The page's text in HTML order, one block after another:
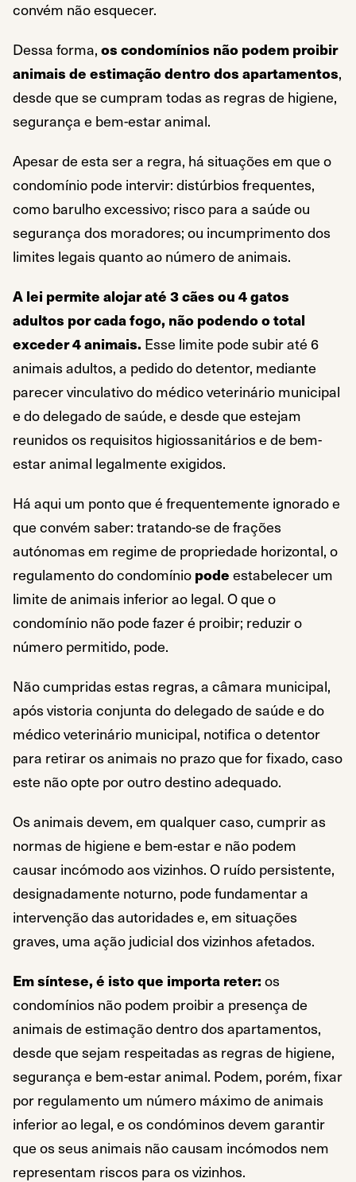
convém não esquecer.
Dessa forma, os condomínios não podem proibir
animais de estimação dentro dos apartamentos,
desde que se cumpram todas as regras de higiene,
segurança e bem-estar animal.
Apesar de esta ser a regra, há situações em que o
condomínio pode intervir: distúrbios frequentes,
como barulho excessivo; risco para a saúde ou
segurança dos moradores; ou incumprimento dos
limites legais quanto ao número de animais.
A lei permite alojar até 3 cães ou 4 gatos
adultos por cada fogo, não podendo o total
exceder 4 animais. Esse limite pode subir até 6
animais adultos, a pedido do detentor, mediante
parecer vinculativo do médico veterinário municipal
e do delegado de saúde, e desde que estejam
reunidos os requisitos higiossanitários e de bem-
estar animal legalmente exigidos.
Há aqui um ponto que é frequentemente ignorado e
que convém saber: tratando-se de frações
autónomas em regime de propriedade horizontal, o
regulamento do condomínio pode estabelecer um
limite de animais inferior ao legal. O que o
condomínio não pode fazer é proibir; reduzir o
número permitido, pode.
Não cumpridas estas regras, a câmara municipal,
após vistoria conjunta do delegado de saúde e do
médico veterinário municipal, notifica o detentor
para retirar os animais no prazo que for fixado, caso
este não opte por outro destino adequado.
Os animais devem, em qualquer caso, cumprir as
normas de higiene e bem-estar e não podem
causar incómodo aos vizinhos. O ruído persistente,
designadamente noturno, pode fundamentar a
intervenção das autoridades e, em situações
graves, uma ação judicial dos vizinhos afetados.
Em síntese, é isto que importa reter: os
condomínios não podem proibir a presença de
animais de estimação dentro dos apartamentos,
desde que sejam respeitadas as regras de higiene,
segurança e bem-estar animal. Podem, porém, fixar
por regulamento um número máximo de animais
inferior ao legal, e os condóminos devem garantir
que os seus animais não causam incómodos nem
representam riscos para os vizinhos.